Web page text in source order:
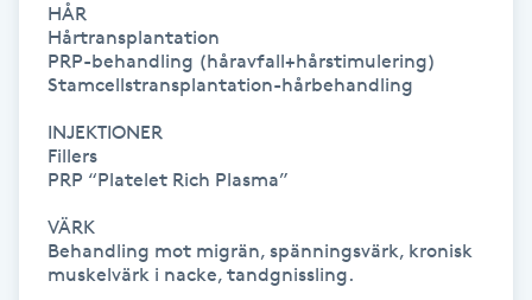
Makeup
Manikyr & Pedikyr
Massage
Medial vägledning
HÅR
Hårtransplantation
PRP-behandling (håravfall+hårstimulering)
Stamcellstransplantation-hårbehandling
INJEKTIONER
Fillers
PRP “Platelet Rich Plasma”
VÄRK
Behandling mot migrän, spänningsvärk, kronisk
muskelvärk i nacke, tandgnissling.